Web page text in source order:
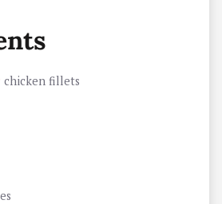
chicken fillets